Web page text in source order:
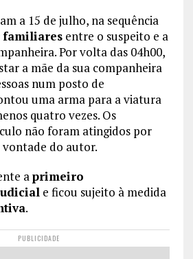
a 15 de julho, na sequência
familiaresentre o suspeito e a
Por volta das 04h00,
a mãe da sua companheira
num posto de
uma arma para a viatura
quatro vezes. Os
não foram atingidos por
do autor.
aprimeiro
e ficou sujeito à medida
.
PUBLICIDADE